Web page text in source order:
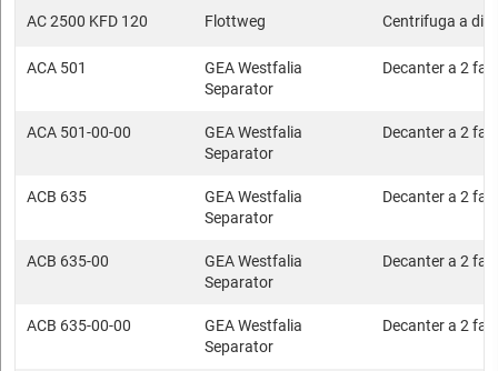
AC 2500 KFD 120 Flottweg Centrifuga a
ACA 501
GEA Westfalia
Separator
Decanter a 2 fasi
ACA 501-00-00
GEA Westfalia
Separator
Decanter a 2 fasi
ACB 635
GEA Westfalia
Separator
Decanter a 2 fasi
ACB 635-00
GEA Westfalia
Separator
Decanter a 2 fasi
ACB 635-00-00
GEA Westfalia
Separator
Decanter a 2 fasi